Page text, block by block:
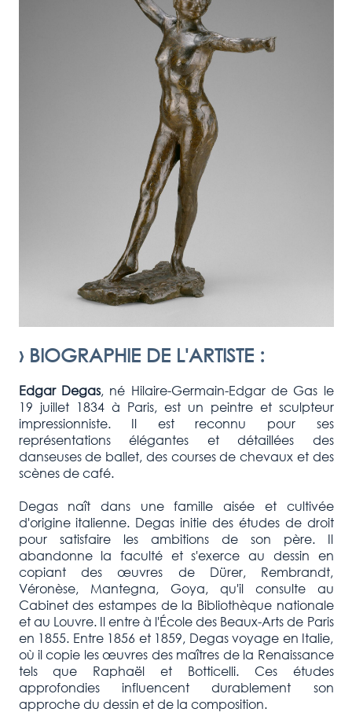
› BIOGRAPHIE DE L'ARTISTE:
Edgar Degas, né Hilaire-Germain-Edgar de Gas le
19 juillet 1834 à Paris, est un peintre et sculpteur
impressionniste. Il est reconnu pour ses
représentations élégantes et détaillées des
danseuses de ballet, des courses de chevaux et des
scènes de café.
Degas naît dans une famille aisée et cultivée
d'origine italienne. Degas initie des études de droit
pour satisfaire les ambitions de son père. Il
abandonne la faculté et s'exerce au dessin en
copiant des œuvres de Dürer, Rembrandt,
Véronèse, Mantegna, Goya, qu'il consulte au
Cabinet des estampes de la Bibliothèque nationale
et au Louvre. Il entre à l'École des Beaux-Arts de Paris
en 1855. Entre 1856 et 1859, Degas voyage en Italie,
où il copie les œuvres des maîtres de la Renaissance
tels que Raphaël et Botticelli. Ces études
approfondies influencent durablement son
approche du dessin et de la composition.